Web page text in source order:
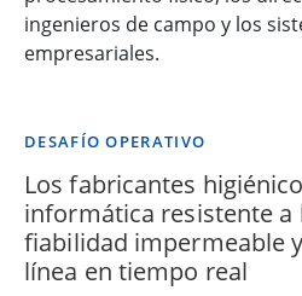
ingenieros de campo y los
empresariales.
DESAFÍO OPERATIVO
Los fabricantes
informática resistente a
fiabilidad impermeable
línea en tiempo real